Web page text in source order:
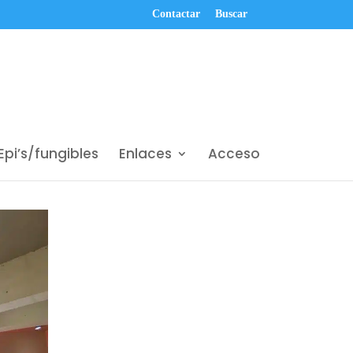
Contactar Buscar
fungibles Enlaces Acceso